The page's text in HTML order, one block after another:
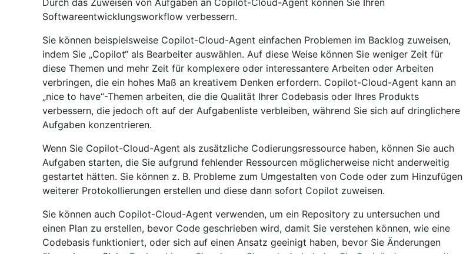
Softwareentwicklungsworkflow verbessern.
Sie können beispielsweise Copilot-Cloud-Agent einfachen Problemen im Backlog zuweisen,
indem Sie „Copilot“ als Bearbeiter auswählen. Auf diese Weise können Sie weniger Zeit für
diese Themen und mehr Zeit für komplexere oder interessantere Arbeiten oder Arbeiten
verbringen, die ein hohes Maß an kreativem Denken erfordern. Copilot-Cloud-Agent kann an
„nice to have“-Themen arbeiten, die die Qualität Ihrer Codebasis oder Ihres Produkts
verbessern, die jedoch oft auf der Aufgabenliste verbleiben, während Sie sich auf dringlichere
Aufgaben konzentrieren.
Wenn Sie Copilot-Cloud-Agent als zusätzliche Codierungsressource haben, können Sie auch
Aufgaben starten, die Sie aufgrund fehlender Ressourcen möglicherweise nicht anderweitig
gestartet hätten. Sie können z. B. Probleme zum Umgestalten von Code oder zum Hinzufügen
weiterer Protokollierungen erstellen und diese dann sofort Copilot zuweisen.
Sie können auch Copilot-Cloud-Agent verwenden, um ein Repository zu untersuchen und
einen Plan zu erstellen, bevor Code geschrieben wird, damit Sie verstehen können, wie eine
Codebasis funktioniert, oder sich auf einen Ansatz geeinigt haben, bevor Sie Änderungen